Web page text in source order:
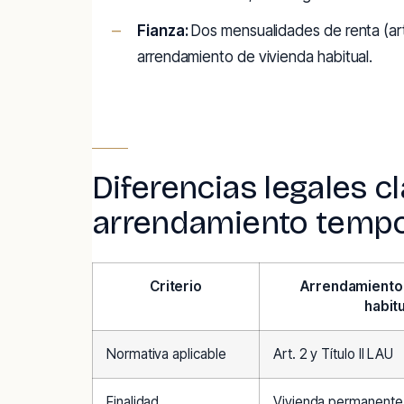
Fianza:Dos mensualidades de renta
arrendamiento de vivienda habitual.
Diferencias legales
arrendamiento
Criterio
Normativa aplicable Art. 2 y Título II LAU